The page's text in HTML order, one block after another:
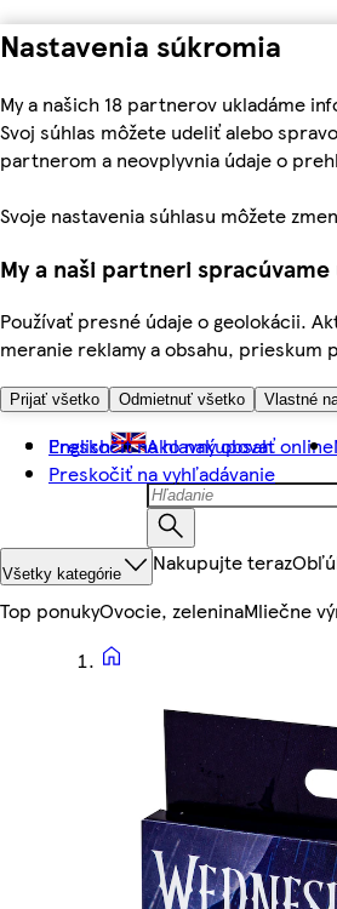
Nastavenia súkromia
My a našich 18 partnerov ukladáme
Svoj súhlas môžete udeliť alebo
partnerom a neovplyvnia údaje o
Svoje nastavenia súhlasu môžete
My a naši partneri
Používať presné údaje o geolokácii.
meranie reklamy a obsahu, prieskum
Prijať všetko Odmietnuť všetko Vlastné
Preskočiť na hlavný obsah
Preskočiť na vyhľadávanie
English Ako nakupovať online
Všetky kategórie Nakupujte teraz
Top ponukyOvocie, zeleninaMliečne